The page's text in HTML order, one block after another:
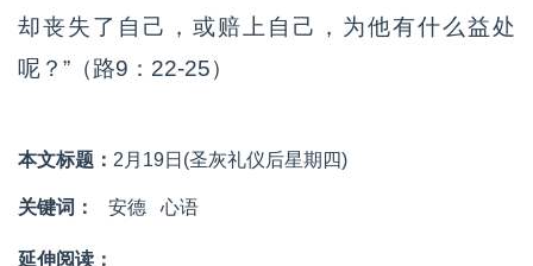
却丧失了自己，或赔上自己，为他有什么益处
呢？”（路9：22-25）
本文标题： 2月19日(圣灰礼仪后星期四)
关键词： 安德 心语
延伸阅读：